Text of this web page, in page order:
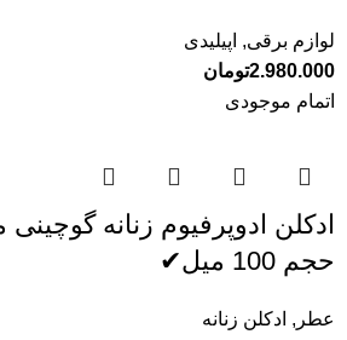
لوازم برقی, اپیلیدی
2.980.000تومان
اتمام موجودی
حجم 100 میل✔
عطر , ادکلن زنانه